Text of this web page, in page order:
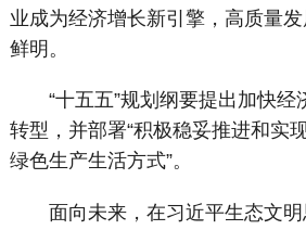
业成为经济增长新引擎，高质量
鲜明。
“十五五”规划纲要提出加快经
转型，并部署“积极稳妥推进和实
绿色生产生活方式”。
面向未来，在习近平生态文明